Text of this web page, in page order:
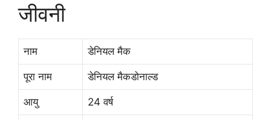
जीवनी
नाम डेनियल मैक
पूरा नाम डेनियल मैकडोनाल्ड
आयु 24 वर्ष